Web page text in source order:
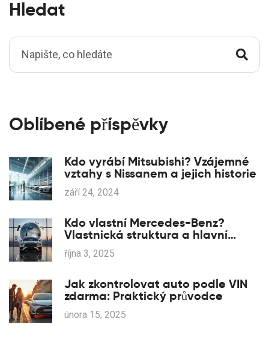
Hledat
Oblíbené příspěvky
Kdo vyrábí Mitsubishi? Vzájemné
vztahy s Nissanem a jejich historie
září 24, 2024
Kdo vlastní Mercedes-Benz?
Vlastnická struktura a hlavní
akcionáři
října 3, 2025
Jak zkontrolovat auto podle VIN
zdarma: Praktický průvodce
února 15, 2025